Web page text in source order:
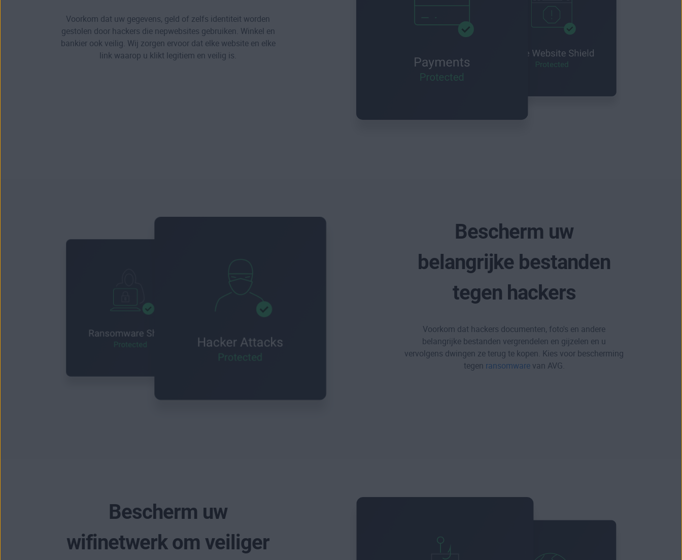
Voorkom dat uw gegevens, geld of zelfs identiteit worden
gestolen door hackers die nepwebsites gebruiken. Winkel en
bankier ook veilig. Wij zorgen ervoor dat elke website en elke
link waarop u klikt legitiem en veilig is.
Bescherm uw
belangrijke bestanden
tegen hackers
Voorkom dat hackers documenten, foto's en andere
belangrijke bestanden vergrendelen en gijzelen en u
vervolgens dwingen ze terug te kopen. Kies voor bescherming
tegen ransomwarevan AVG.
Bescherm uw
wifinetwerk om veiliger